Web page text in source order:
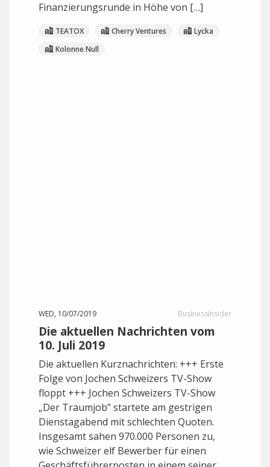
Finanzierungsrunde in Höhe von […]
TEATOX Cherry Ventures
Lycka
Kolonne Null
WED, 10/07/2019 BusinessInsider
Die aktuellen Nachrichten vom
10. Juli 2019
Die aktuellen Kurznachrichten: +++ Erste
Folge von Jochen Schweizers TV-Show
floppt +++ Jochen Schweizers TV-Show
„Der Traumjob” startete am gestrigen
Dienstagabend mit schlechten Quoten.
Insgesamt sahen 970.000 Personen zu,
wie Schweizer elf Bewerber für einen